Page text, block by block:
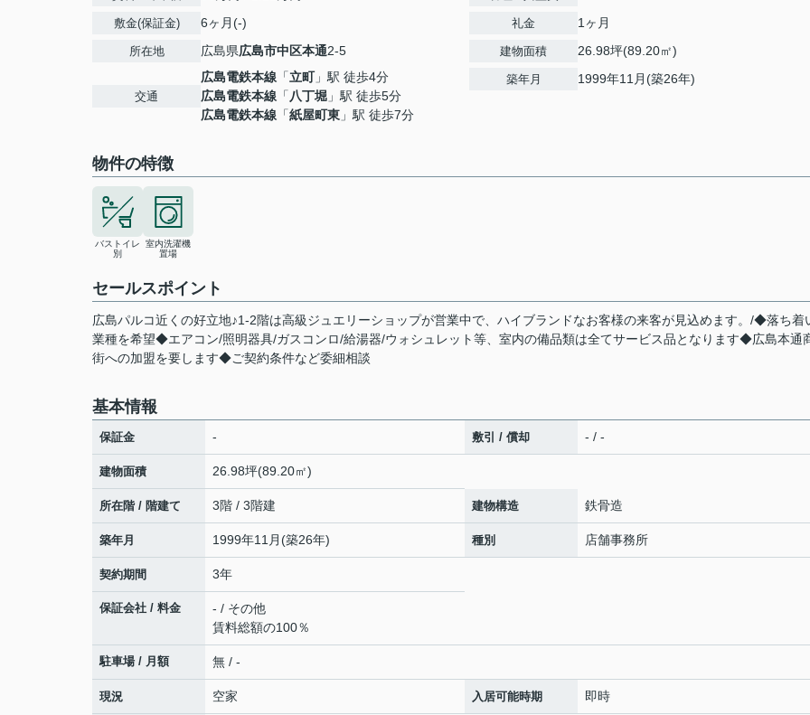
敷金(保証金) 6ヶ月(-)
所在地 広島県広島市中区本通2-5
交通
広島電鉄本線 「立町」駅 徒歩4分
広島電鉄本線 「 八丁堀 」駅 徒歩5分
広島電鉄本線 「紙屋町東 」駅 徒歩7分
礼金 1ヶ月
建物面積 26.98坪(89.20㎡)
築年月 1999年11月(築26年)
物件の特徴
バストイレ
別
室内洗濯機
置場
セールスポイント
広島パルコ近くの好立地♪1-2階は高級ジュエリーショップが営業中で、ハイブランドなお客様の来客が見込めます。/◆落ち着
業種を希望◆エアコン/照明器具/ガスコンロ/給湯器/ウォシュレット等、室内の備品類は全てサービス品となります◆広島本通
街への加盟を要します◆ご契約条件など委細相談
基本情報
保証金 - 敷引 / 償却 - / -
建物面積 26.98坪(89.20㎡)
所在階 / 階建て 3階 / 3階建 建物構造 鉄骨造
築年月 1999年11月(築26年) 種別 店舗事務所
契約期間 3年
保証会社 / 料金
- / その他
賃料総額の100％
駐車場 / 月額 無 / -
現況 空家 入居可能時期 即時